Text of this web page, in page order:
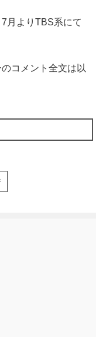
月よりTBS系にて
コメント全文は以